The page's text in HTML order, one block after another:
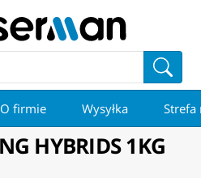
O firmie Wysyłka Strefa
HYBRIDS 1KG